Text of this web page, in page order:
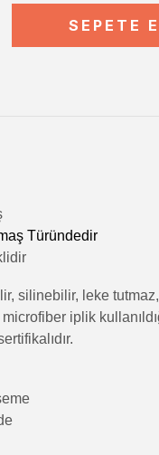
SEPETE
Türündedir
silinebilir, leke
microfiber iplik